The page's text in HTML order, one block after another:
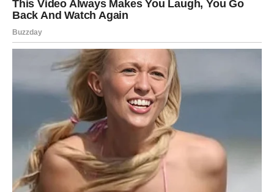
jer je on upravo sada pred vama.
Predstoje vam dani tokom kojih biste mogli riješiti
probleme koji vas dugo muče, upoznati važne ljude i
napraviti korak koji će kasnije potpuno promijeniti vaš
život.
Poruka sudbine koju niste smjeli
propustiti
Ne vraćajte se više onome što vas je povrijedilo. Ne